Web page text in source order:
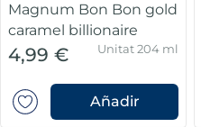
Magnum Bon Bon gold
caramel billionaire
4,99 € Unitat 204 ml
Añadir